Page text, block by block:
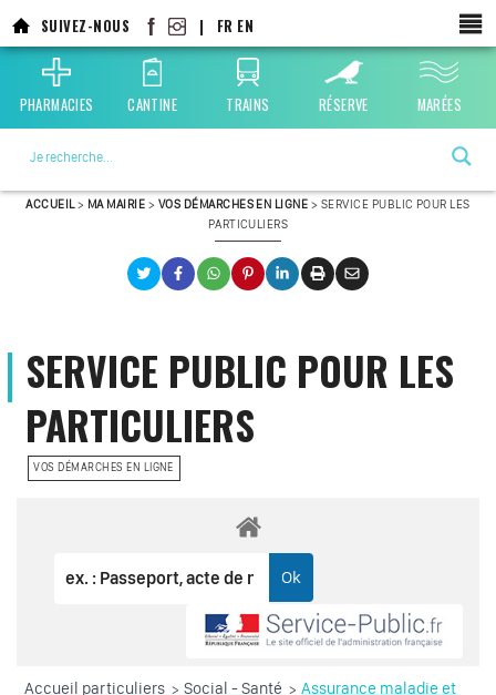
SUIVEZ-NOUS | FR EN
PHARMACIES CANTINE TRAINS RÉSERVE MARÉES
ACCUEIL> MA MAIRIE > VOS DÉMARCHES EN LIGNE > SERVICE PUBLIC POUR LES
PARTICULIERS
SERVICE PUBLIC POUR LES
PARTICULIERS
VOS DÉMARCHES EN LIGNE
Accueil particuliers > Social - Santé > Assurance maladie et